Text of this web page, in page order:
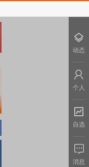
动态
个人
自选
消息